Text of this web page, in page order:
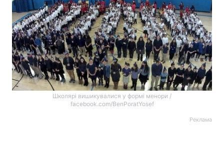
Школярі вишикувалися у формі менори /
facebook.com/BenPoratYosef
Реклама